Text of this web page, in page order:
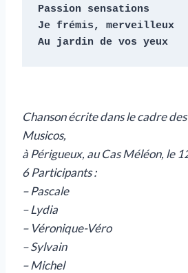
Passion sensations
Je frémis, merveilleux
Au jardin de vos yeux
Chanson écrite dans le cadre
Musicos,
à Périgueux, au Cas Méléon, le
6 Participants :
– Pascale
– Lydia
– Véronique-Véro
– Sylvain
– Michel